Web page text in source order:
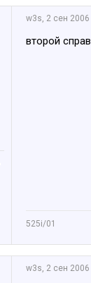
w3s, 2 сен 2006
второй
525i/01
w3s, 2 сен 2006